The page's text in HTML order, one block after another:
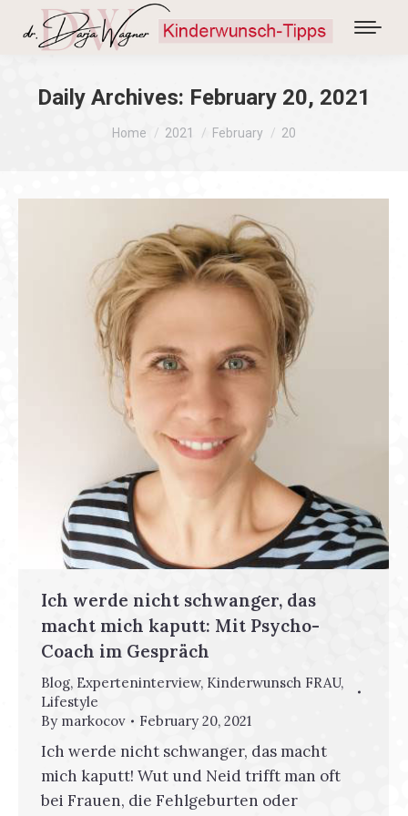
Daily Archives: February 20, 2021
You are here:
Home 2021 February 20
Ich werde nicht schwanger, das
macht mich kaputt: Mit Psycho-
Coach im Gespräch
Blog, Experteninterview, Kinderwunsch FRAU,
Lifestyle
By markocov February 20, 2021
Ich werde nicht schwanger, das macht
mich kaputt! Wut und Neid trifft man oft
bei Frauen, die Fehlgeburten oder